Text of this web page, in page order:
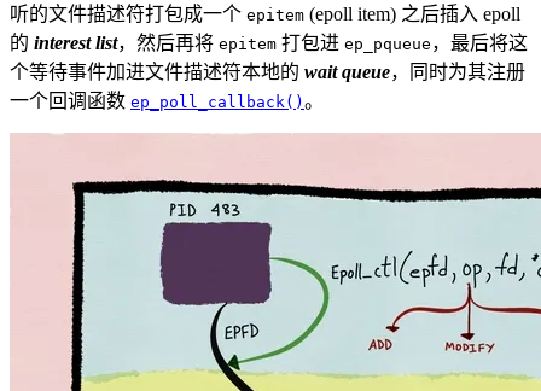
听的文件描述符打包成一个 epitem (epoll item) 之后插入 epoll
的 interest list，然后再将 epitem 打包进 ep_pqueue ，最后将这
个等待事件加进文件描述符本地的 wait queue，同时为其注册
一个回调函数 ep_poll_callback() 。